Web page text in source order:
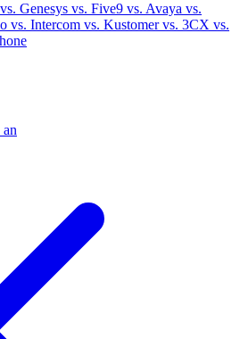
vs. Genesys vs. Five9 vs. Avaya vs.
vs. Intercom vs. Kustomervs. 3CX vs.